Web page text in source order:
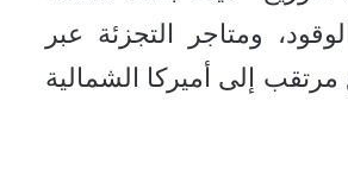
ومتاجر التجزئة عبر
مرتقب إلى أميركا الشمالية